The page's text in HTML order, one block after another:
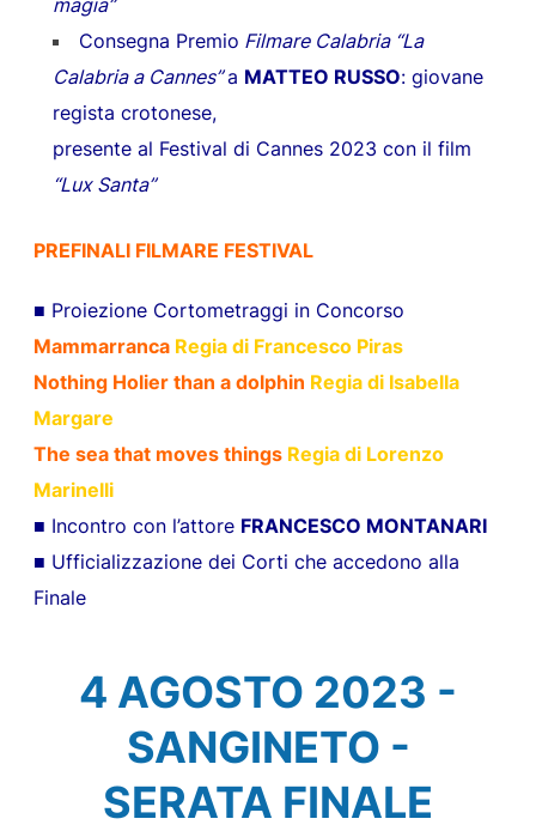
magia”
Consegna Premio Filmare Calabria “La
Calabria a Cannes”a MATTEO RUSSO: giovane
regista crotonese,
presente al Festival di Cannes 2023 con il film
“Lux Santa”
PREFINALI FILMARE FESTIVAL
■ Proiezione Cortometraggi in Concorso
Mammarranca Regia di Francesco Piras
Nothing Holier than a dolphin Regia di Isabella
Margare
The sea that moves things Regia di Lorenzo
Marinelli
■ Incontro con l’attore FRANCESCO MONTANARI
■ Ufficializzazione dei Corti che accedono alla
Finale
4 AGOSTO 2023 -
SANGINETO -
SERATA FINALE